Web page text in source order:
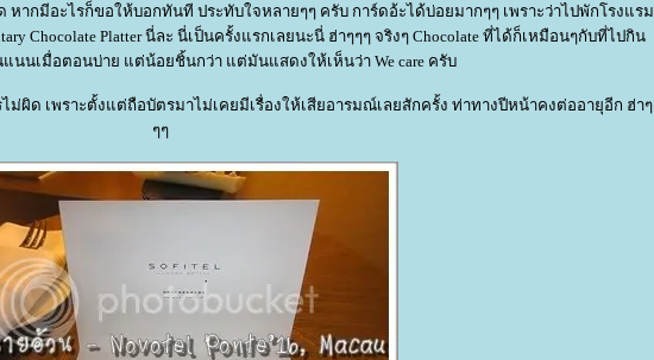
ากมีอะไรก็ขอให้บอกทันที ประทับใจหลายๆๆ ครับ การ์ดอ้ะได้บ่อยมากๆๆ เพราะว่าไปพักโรงแรม
Chocolate Platter นี่ละ นี่เป็นครั้งแรกเลยนะนี่ ฮ่าๆๆๆ จริงๆ Chocolate ที่ได้ก็เหมือนๆกับที่ไปกิน
แนนเมื่อตอนบ่าย แต่น้อยชิ้นกว่า แต่มันแสดงให้เห็นว่า We care ครับ
ผิด เพราะตั้งแต่ถือบัตรมาไม่เคยมีเรื่องให้เสียอารมณ์เลยสักครั้ง ท่าทางปีหน้าคงต่ออายุอีก ฮ่าๆ
ๆๆ